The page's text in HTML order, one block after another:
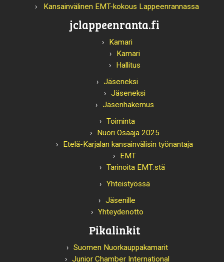
Kansainvälinen EMT-kokous Lappeenrannassa
jclappeenranta.fi
Kamari
Kamari
Hallitus
Jäseneksi
Jäseneksi
Jäsenhakemus
Toiminta
Nuori Osaaja 2025
Etelä-Karjalan kansainvälisin työnantaja
EMT
Tarinoita EMT:stä
Yhteistyössä
Jäsenille
Yhteydenotto
Pikalinkit
Suomen Nuorkauppakamarit
Junior Chamber International